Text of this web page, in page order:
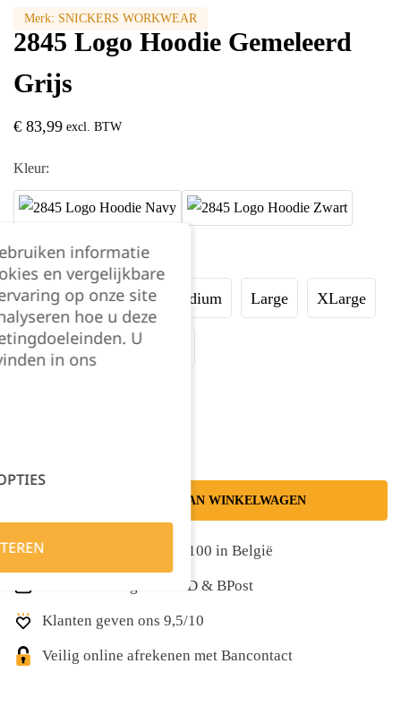
Merk: SNICKERS WORKWEAR
2845 Logo Hoodie Gemeleerd
Grijs
€ 83,99 excl. BTW
Kleur:
Maat:
XSmall Small Medium Large XLarge
XXLarge XXXLarge
TOEVOEGEN AAN WINKELWAGEN
Gratis levering vanaf €100 in België
Snelle levering met DPD & BPost
Klanten geven ons 9,5/10
Veilig online afrekenen met Bancontact
informatie
en vergelijkbare
op onze site
hoe u deze
U
in ons